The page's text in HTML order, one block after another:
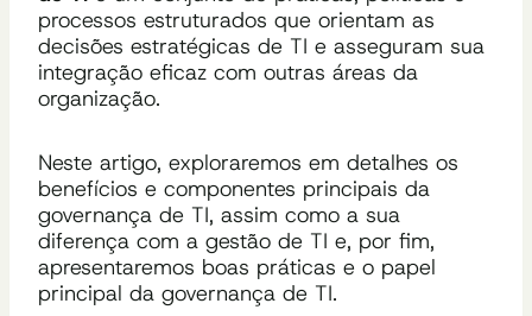
processos estruturados que orientam as
decisões estratégicas de TI e asseguram sua
integração eficaz com outras áreas da
organização.
Neste artigo, exploraremos em detalhes os
benefícios e componentes principais da
governança de TI, assim como a sua
diferença com a gestão de TI e, por fim,
apresentaremos boas práticas e o papel
principal da governança de TI.